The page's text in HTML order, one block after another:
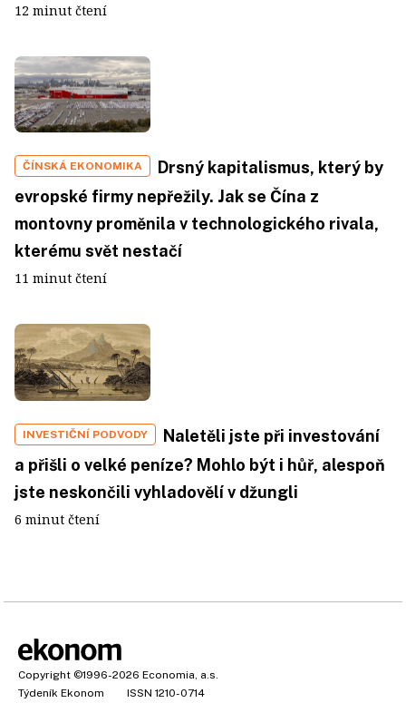
12 minut čtení
ČÍNSKÁ EKONOMIKA
Drsný kapitalismus, který by
evropské firmy nepřežily. Jak se Čína z
montovny proměnila v technologického rivala,
kterému svět nestačí
11 minut čtení
INVESTIČNÍ PODVODY
Naletěli jste při investování
a přišli o velké peníze? Mohlo být i hůř, alespoň
jste neskončili vyhladovělí v džungli
6 minut čtení
Copyright ©1996-2026 Economia, a.s.
Týdeník Ekonom
ISSN 1210-0714